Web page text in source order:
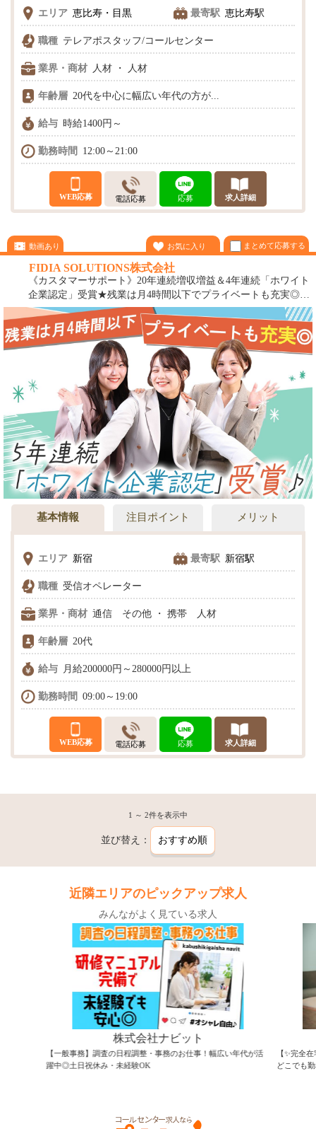
エリア 恵比寿・目黒 最寄駅 恵比寿駅
職種 テレアポスタッフ/コールセンター
業界・商材 人材 ・ 人材
年齢層 20代を中心に幅広い年代の方が...
給与 時給1400円～
勤務時間 12:00～21:00
WEB応募 電話応募 応募 求人詳細
動画あり お気に入り まとめて応募する
FIDIA SOLUTIONS株式会社
《カスタマーサポート》20年連続増収増益＆4年連続「ホワイト
企業認定」受賞★残業は月4時間以下でプライベートも充実◎初
めての正社員はFIDIA SOLUTIONSで♪
基本情報 注目ポイント メリット
エリア 新宿 最寄駅 新宿駅
職種 受信オペレーター
業界・商材 通信 その他 ・ 携帯 人材
年齢層 20代
給与 月給200000円～280000円以上
勤務時間 09:00～19:00
WEB応募 電話応募 応募 求人詳細
1 ～ 2件を表示中
並び替え：
近隣エリアのピックアップ求人
みんながよく見ている求人
株式会社ナビット
【一般事務】調査の日程調整・事務のお仕事！幅広い年代が活
躍中◎土日祝休み・未経験OK
【✨完全
どこでも